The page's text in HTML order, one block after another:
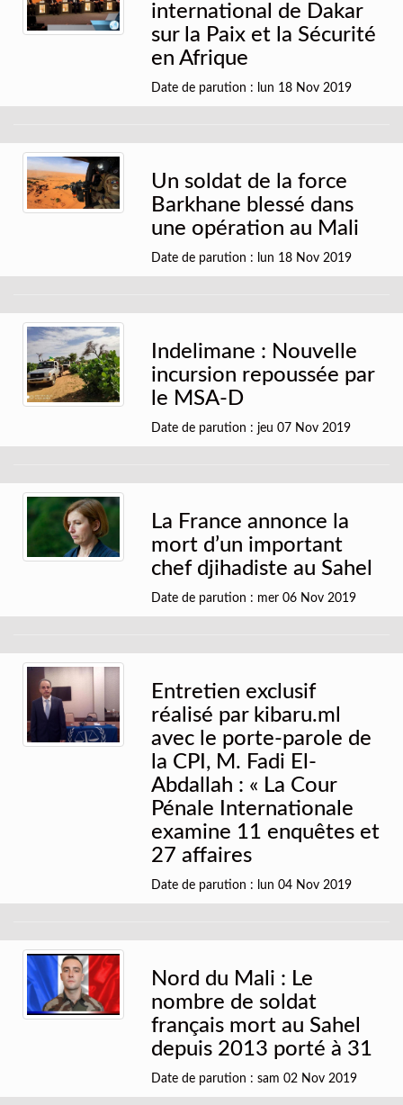
international de Dakar
sur la Paix et la Sécurité
en Afrique
Date de parution : lun 18 Nov 2019
Un soldat de la force
Barkhane blessé dans
une opération au Mali
Date de parution : lun 18 Nov 2019
Indelimane : Nouvelle
incursion repoussée par
le MSA-D
Date de parution : jeu 07 Nov 2019
La France annonce la
mort d’un important
chef djihadiste au Sahel
Date de parution : mer 06 Nov 2019
Entretien exclusif
réalisé par kibaru.ml
avec le porte-parole de
la CPI, M. Fadi El-
Abdallah : « La Cour
Pénale Internationale
examine 11 enquêtes et
27 affaires
Date de parution : lun 04 Nov 2019
Nord du Mali : Le
nombre de soldat
français mort au Sahel
depuis 2013 porté à 31
Date de parution : sam 02 Nov 2019